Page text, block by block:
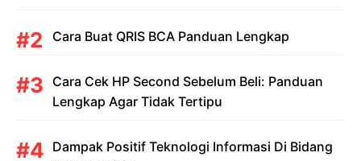
Cara Buat QRIS BCA Panduan Lengkap
Cara Cek HP Second Sebelum Beli: Panduan
Lengkap Agar Tidak Tertipu
Dampak Positif Teknologi Informasi Di Bidang